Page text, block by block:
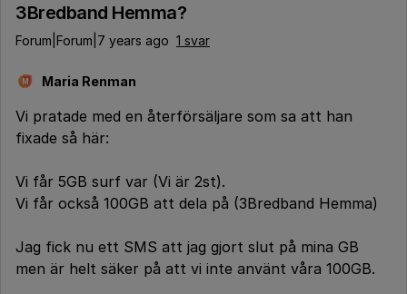
3Bredband Hemma?
Forum|Forum|7 years ago 1 svar
M Maria Renman
Vi pratade med en återförsäljare som sa att han
fixade så här:
Vi får 5GB surf var (Vi är 2st).
Vi får också 100GB att dela på (3Bredband Hemma)
Jag fick nu ett SMS att jag gjort slut på mina GB
men är helt säker på att vi inte använt våra 100GB.